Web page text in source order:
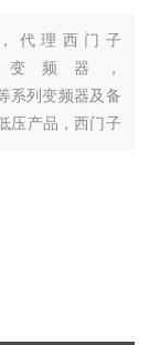
代理西门子
子变频器，
系列变频器及备
压产品，西门子
。一年内产品非